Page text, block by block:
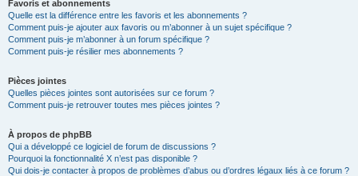
Favoris et abonnements
Quelle est la différence entre les favoris et les abonnements ?
Comment puis-je ajouter aux favoris ou m’abonner à un sujet spécifique ?
Comment puis-je m’abonner à un forum spécifique ?
Comment puis-je résilier mes abonnements ?
Pièces jointes
Quelles pièces jointes sont autorisées sur ce forum ?
Comment puis-je retrouver toutes mes pièces jointes ?
À propos de phpBB
Qui a développé ce logiciel de forum de discussions ?
Pourquoi la fonctionnalité X n’est pas disponible ?
Qui dois-je contacter à propos de problèmes d’abus ou d’ordres légaux liés à ce forum ?